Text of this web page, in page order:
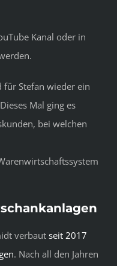
Kanal oder in
für Stefan wieder ein
Mal ging es
bei welchen
verbautseit 2017
. Nach all den Jahren